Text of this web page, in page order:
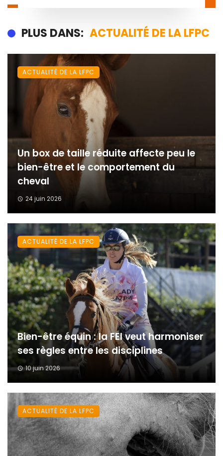
PLUS DANS: ACTUALITÉ DE LA LFPC
Un box de taille réduite affecte peu le
bien-être et le comportement du
cheval
24 juin 2026
ACTUALITÉ DE LA LFPC
Bien-être équin : la FEI veut harmoniser
ses règles entre les disciplines
10 juin 2026
ACTUALITÉ DE LA LFPC
ACTUALITÉ DE LA LFPC